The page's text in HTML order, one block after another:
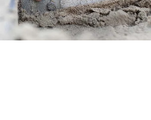
hebben wij een aantal
mogen opleveren. Doe
op voor je eigen